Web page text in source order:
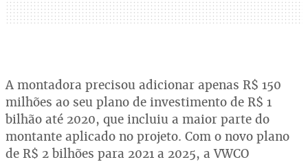
A montadora precisou adicionar apenas R$ 150
milhões ao seu plano de investimento de R$ 1
bilhão até 2020, que incluiu a maior parte do
montante aplicado no projeto. Com o novo plano
de R$ 2 bilhões para 2021 a 2025, a VWCO